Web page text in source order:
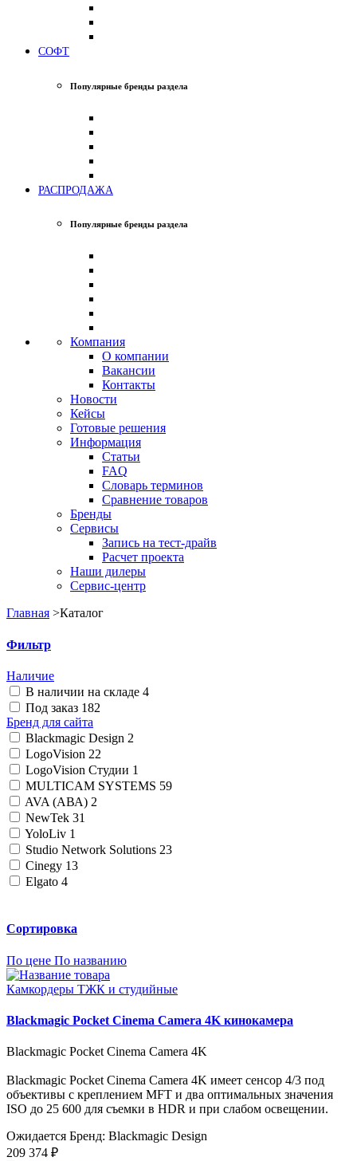
СОФТ
Популярные бренды раздела
РАСПРОДАЖА
Популярные бренды раздела
Компания
О компании
Вакансии
Контакты
Новости
Кейсы
Готовые решения
Информация
Статьи
FAQ
Словарь терминов
Сравнение товаров
Бренды
Сервисы
Запись на тест-драйв
Расчет проекта
Наши дилеры
Сервис-центр
Главная >Каталог
Фильтр
Наличие
В наличии на складе 4
Под заказ 182
Бренд для сайта
Blackmagic Design 2
LogoVision 22
LogoVision Студии 1
MULTICAM SYSTEMS 59
AVA (АВА) 2
NewTek 31
YoloLiv 1
Studio Network Solutions 23
Cinegy 13
Elgato 4
Сортировка
По цене По названию
Камкордеры ТЖК и студийные
Blackmagic Pocket Cinema Camera 4K кинокамера
Blackmagic Pocket Cinema Camera 4K
Blackmagic Pocket Cinema Camera 4K имеет сенсор 4/3 под
объективы с креплением MFT и два оптимальных значения
ISO до 25 600 для съемки в HDR и при слабом освещении.
Ожидается Бренд: Blackmagic Design
209 374 ₽